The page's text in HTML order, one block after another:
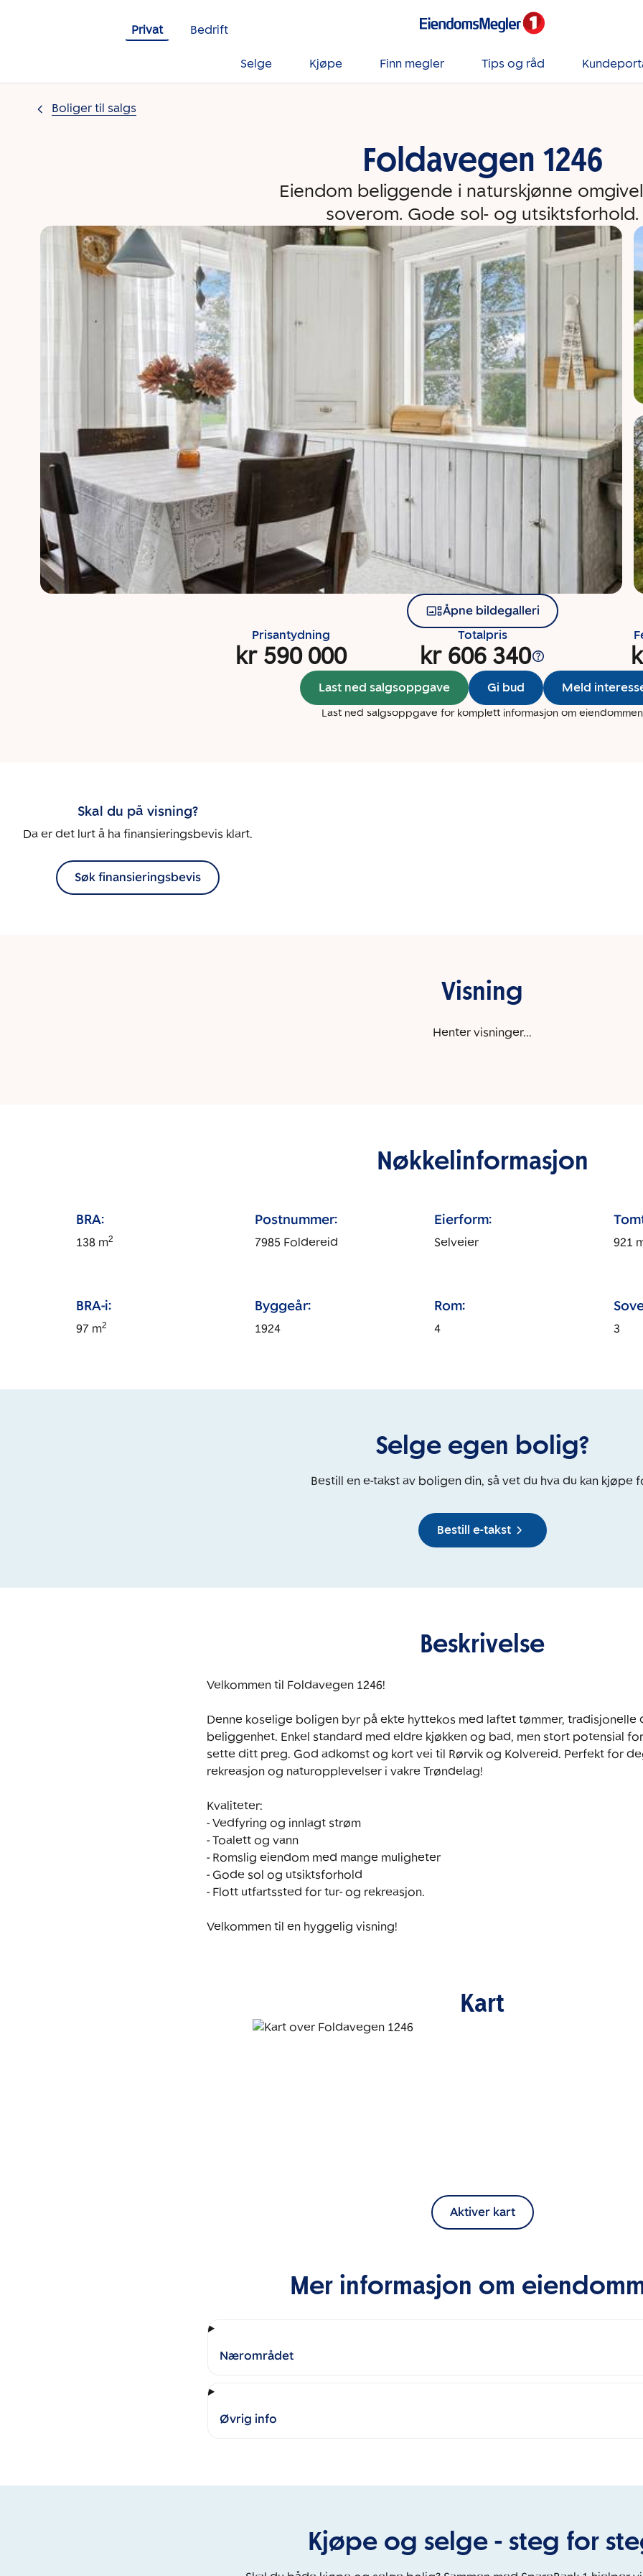
Privat
Bedrift
Selge Kjøpe Finn megler Tips og råd
Boliger til salgs
Foldavegen 1246
Eiendom beliggende i naturskjønne
soverom. Gode sol- og utsiktsforhold.
Åpne bildegalleri
Prisantydning
kr 590 000
Totalpris
kr 606 340
Last ned salgsoppgave Gi bud Meld
Last ned salgsoppgave for komplett informasjon om eiendommen
Skal du på visning?
Da er det lurt å ha finansieringsbevis klart.
Søk finansieringsbevis
Visning
Henter visninger...
Nøkkelinformasjon
BRA:
138m2
Postnummer:
7985 Foldereid
Eierform:
Selveier 921
BRA-i:
97m2
Byggeår:
1924
Rom:
4 3
Selge egen bolig?
Bestill en e-takst av boligen din, så vet du hva du kan kjøpe
Bestill e-takst
Beskrivelse
Velkommen til Foldavegen 1246!
Denne koselige boligen byr på ekte hyttekos med laftet tømmer,
beliggenhet. Enkel standard med eldre kjøkken og bad, men stort potensial
sette ditt preg. God adkomst og kort vei til Rørvik og Kolvereid. Perfekt for
rekreasjon og naturopplevelser i vakre Trøndelag!
Kvaliteter:
- Vedfyring og innlagt strøm
- Toalett og vann
- Romslig eiendom med mange muligheter
- Gode sol og utsiktsforhold
- Flott utfartssted for tur- og rekreasjon.
Velkommen til en hyggelig visning!
Kart
Aktiver kart
Mer informasjon om
Nærområdet
Øvrig info
Kjøpe og selge - steg for